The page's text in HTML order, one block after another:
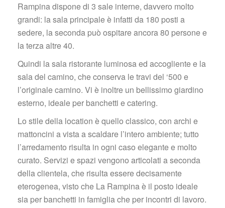
Rampina dispone di 3 sale interne, davvero molto
grandi: la sala principale è infatti da 180 posti a
edere, la seconda può ospitare ancora 80 persone e
la terza altre 40.
Quindi la sala ristorante luminosa ed accogliente e la
ala del camino, che conserva le travi del ‘500 e
l’originale camino. Vi è inoltre un bellissimo giardino
esterno, ideale per banchetti e catering.
Lo stile della location è quello classico, con archi e
mattoncini a vista a scaldare l’intero ambiente; tutto
l’arredamento risulta in ogni caso elegante e molto
curato. Servizi e spazi vengono articolati a seconda
della clientela, che risulta essere decisamente
eterogenea, visto che La Rampina è il posto ideale
ia per banchetti in famiglia che per incontri di lavoro.